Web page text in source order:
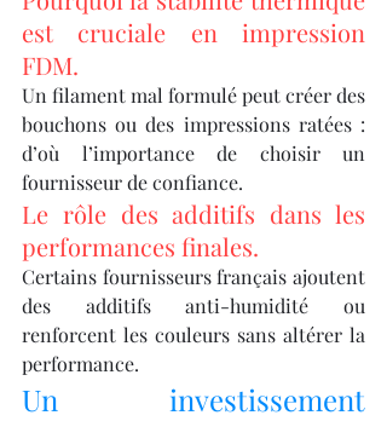
est cruciale en impression
FDM.
Un filament mal formulé peut créer des
bouchons ou des impressions ratées :
d’où l’importance de choisir un
fournisseur de confiance.
Le rôle des additifs dans les
performances finales.
Certains fournisseurs français ajoutent
des additifs anti-humidité ou
renforcent les couleurs sans altérer la
performance.
Un investissement